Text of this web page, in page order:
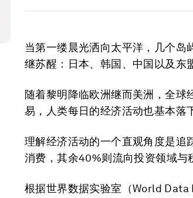
当第一缕晨光洒向太平洋，几个岛
继苏醒：日本、韩国、中国以及东
随着黎明降临欧洲继而美洲，全球
易，人类每日的经济活动也基本落
理解经济活动的一个直观角度是追
消费，其余40%则流向投资领域与
根据世界数据实验室（World